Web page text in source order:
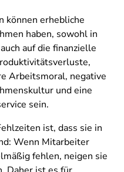
können erhebliche
haben, sowohl in
auf die finanzielle
Arbeitsmoral, negative
und eine
sein.
ist, dass sie in
Wenn Mitarbeiter
fehlen, neigen sie